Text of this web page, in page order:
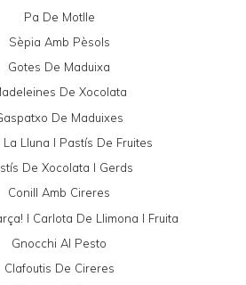
Pa De Motlle
Sèpia Amb Pèsols
Gotes De Maduixa
De Xocolata
De Maduixes
La Lluna I Pastís De Fruites
De Xocolata I Gerds
Conill Amb Cireres
I Carlota De Llimona I Fruita
Gnocchi Al Pesto
Clafoutis De Cireres